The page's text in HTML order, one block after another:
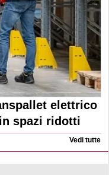
elettrico
spazi ridotti
Vedi tutte